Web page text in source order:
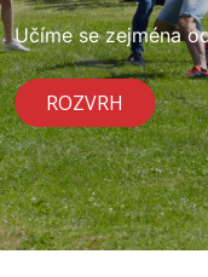
Učíme se zejména
ROZVRH